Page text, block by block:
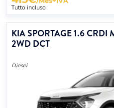
Tutto incluso
KIA SPORTAGE 1.6 CRDI
2WD DCT
Diesel